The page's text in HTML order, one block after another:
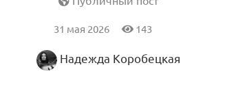
31 мая 2026 143
Надежда Коробецкая